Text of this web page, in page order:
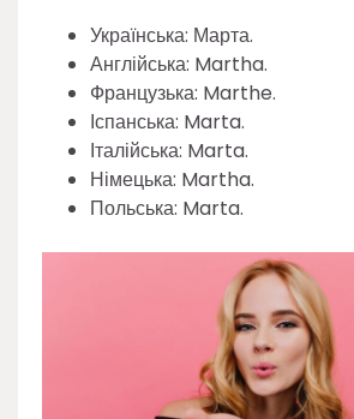
Українська: Марта.
Англійська: Martha.
Французька: Marthe.
Іспанська: Marta.
Італійська: Marta.
Німецька: Martha.
Польська: Marta.